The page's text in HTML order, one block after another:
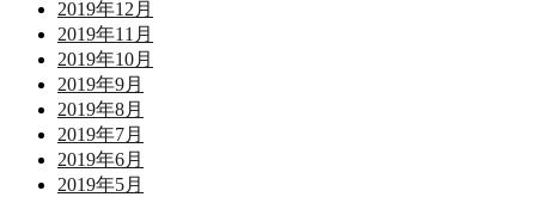
2019年12月
2019年11月
2019年10月
2019年9月
2019年8月
2019年7月
2019年6月
2019年5月